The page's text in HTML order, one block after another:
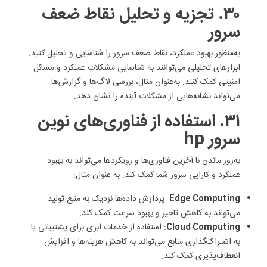
۳۰. تجزیه و تحلیل نقاط ضعف
سرور
به‌منظور بهبود عملکرد، نقاط ضعف سرور را شناسایی و تحلیل کنید.
ابزارهای تحلیلی می‌توانند به شناسایی مشکلات عملکرد و مسائل
امنیتی کمک کنند. به‌عنوان مثال، بررسی لاگ‌ها و گزارش‌ها
می‌تواند نشانه‌هایی از مشکلات آینده را نشان دهد.
۳۱. استفاده از فناوری‌های نوین
سرور hp
به‌روز ماندن با آخرین فناوری‌ها و رویکردها می‌تواند به بهبود
عملکرد و کارایی سرور شما کمک کند. به عنوان مثال:
Edge Computing: پردازش داده‌ها نزدیک به منبع تولید
می‌تواند به کاهش تاخیر و بهبود سرعت کمک کند.
Cloud Computing: استفاده از خدمات ابری برای پشتیبانی یا
به اشتراک‌گذاری منابع می‌تواند به کاهش هزینه‌ها و افزایش
انعطاف‌پذیری کمک کند.